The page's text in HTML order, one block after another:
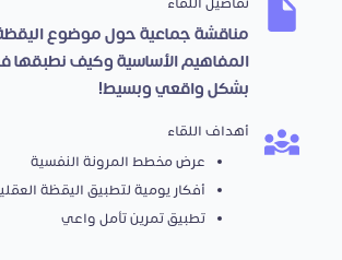
تفاصيل اللقاء
مناقشة جماعية حول موضوع
المفاهيم الأساسية وكيف نطبقها
بشكل واقعي وبسيط!
أهداف اللقاء
عرض مخطط المرونة النفسية
أفكار يومية لتطبيق اليقظة
تطبيق تمرين تأمل واعي